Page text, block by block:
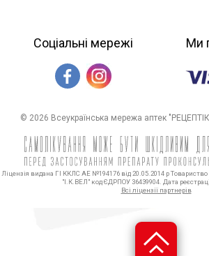
Соціальні мережі Ми
© 2026 Всеукраїнська мережа аптек
Ліцензія видана ГІ ККЛС АЕ №194176 від 20.05.2014 р
"І.К.ВЕЛ" код ЄДРПОУ 36439904. Дата
Всі ліцензії партнерів